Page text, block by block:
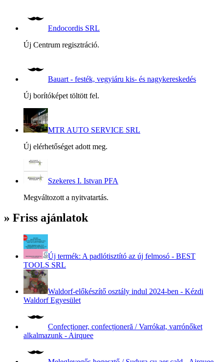
Endocordis SRL
Új Centrum regisztráció.
Bauart - festék, vegyiáru kis- és nagykereskedés
Új borítóképet töltött fel.
MTR AUTO SERVICE SRL
Új elérhetőséget adott meg.
Szekeres I. Istvan PFA
Megváltozott a nyitvatartás.
» Friss ajánlatok
Új termék: A padlótisztító az új felmosó - BEST
TOOLS SRL
Waldorf-előkészítő osztály indul 2024-ben - Kézdi
Waldorf Egyesület
Confecționer, confecționeră / Varrókat, varrónőket
alkalmazunk - Airquee